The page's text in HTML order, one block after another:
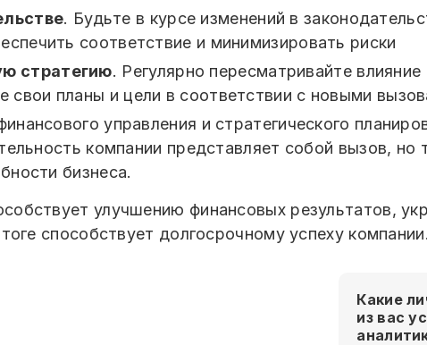
. Будьте в курсе изменений в
соответствие и минимизировать риски
стратегию. Регулярно пересматривайте
свои планы и цели в соответствии с новыми
управления и стратегического
компании представляет собой вызов,
бизнеса.
улучшению финансовых результатов,
способствует долгосрочному успеху компании.
Какие
из вас